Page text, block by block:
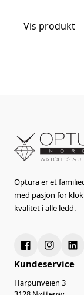
Vis produkt
Optura er et
med pasjon for
kvalitet i alle ledd.
Kundeservice
Harpunveien 3